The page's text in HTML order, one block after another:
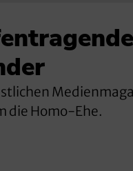
die Homo-Ehe.